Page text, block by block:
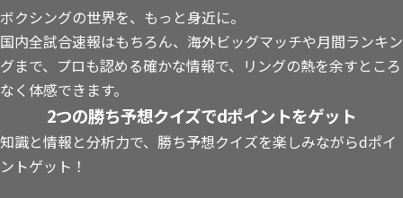
ボクシングの世界を、もっと身近に。
国内全試合速報はもちろん、海外ビッグマッチや月間ランキン
グまで、プロも認める確かな情報で、リングの熱を余すところ
なく体感できます。
2つの勝ち予想クイズでdポイントをゲット
知識と情報と分析力で、勝ち予想クイズを楽しみながらdポイ
ントゲット！